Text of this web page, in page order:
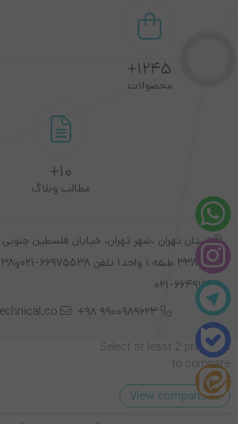
دیگری با همین مشخصات وجود دارد که دارای
سانتی استفاده کنند. این دستگاه مناسب
همچنین فست فود ها نیز هست. شما مشتریان
توانید این دستگاه با وزن 850
مشخصات فنی :‌
وزن
ابعاد 20 × 13 × 12 cm
برند
نوع
عرض چاپ
نوع چاپ
1245+
محصولات
10+
مطالب وبلاگ
استان تهران ،شهر تهران، خیابان فلسطین
66497426-021
9900989623 98+
Select at least 2 products
to compare
View comparison